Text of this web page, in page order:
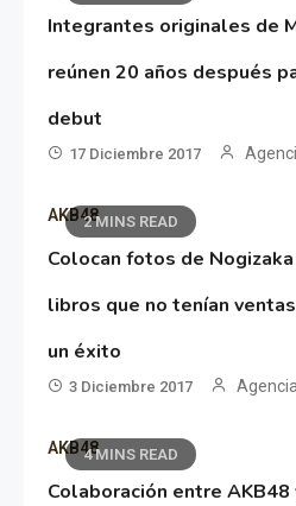
Integrantes originales de
reúnen 20 años después
debut
17 Diciembre 2017
2 MINS READ
AKB48
Colocan fotos de
libros que no tenían
un éxito
3 Diciembre 2017
4 MINS READ
AKB48
Colaboración entre